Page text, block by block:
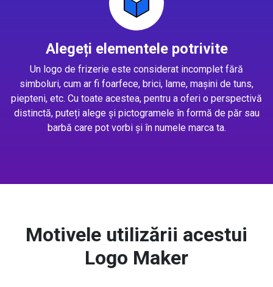
Alegeți elementele potrivite
Un logo de frizerie este considerat incomplet fără
simboluri, cum ar fi foarfece, brici, lame, mașini de tuns,
piepteni, etc. Cu toate acestea, pentru a oferi o perspectivă
distinctă, puteți alege și pictogramele în formă de păr sau
barbă care pot vorbi și în numele marca ta.
Motivele utilizării acestui
Logo Maker